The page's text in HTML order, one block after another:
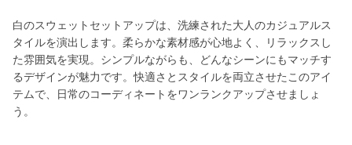
白のスウェットセットアップは、洗練された大人のカジュアルス
タイルを演出します。柔らかな素材感が心地よく、リラックスし
た雰囲気を実現。シンプルながらも、どんなシーンにもマッチす
るデザインが魅力です。快適さとスタイルを両立させたこのアイ
テムで、日常のコーディネートをワンランクアップさせましょ
う。